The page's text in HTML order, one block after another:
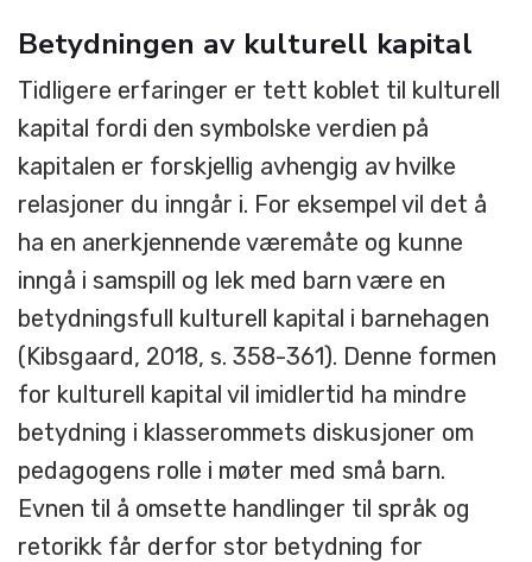
Betydningen av kulturell kapital
Tidligere erfaringer er tett koblet til kulturell
kapital fordi den symbolske verdien på
kapitalen er forskjellig avhengig av hvilke
relasjoner du inngår i. For eksempel vil det å
ha en anerkjennende væremåte og kunne
inngå i samspill og lek med barn være en
betydningsfull kulturell kapital i barnehagen
(Kibsgaard, 2018, s. 358-361). Denne formen
for kulturell kapital vil imidlertid ha mindre
betydning i klasserommets diskusjoner om
pedagogens rolle i møter med små barn.
Evnen til å omsette handlinger til språk og
retorikk får derfor stor betydning for